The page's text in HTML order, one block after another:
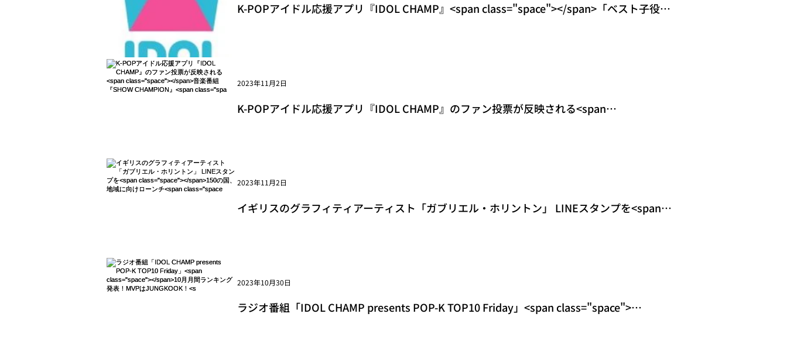
K-POPアイドル応援アプリ『IDOL CHAMP』<span class="space"></span>「ベスト子役出
K-POPアイドル応援アプリ『IDOL CHAMP』のファン投票が反映される<span
2023年11月2日
イギリスのグラフィティアーティスト「ガブリエル・ホリントン」 LINEスタンプを<span
2023年11月2日
ラジオ番組「IDOL CHAMP presents POP-K TOP10 Friday」<span class="space">
2023年10月30日